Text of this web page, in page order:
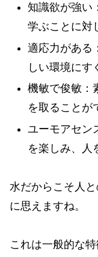
知識欲が強い
学ぶことに対
適応力がある
しい環境にす
機敏で俊敏：
を取ることが
ユーモアセン
を楽しみ、人
水だからこそ人
に思えますね。
これは一般的な